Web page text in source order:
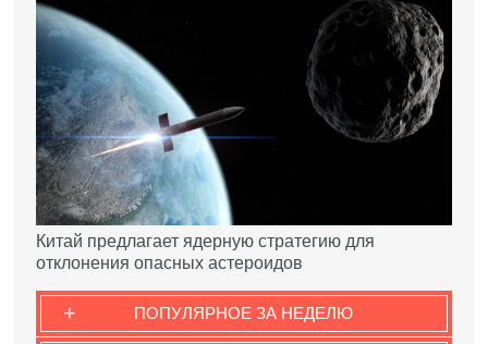
Китай предлагает ядерную стратегию для
отклонения опасных астероидов
ПОПУЛЯРНОЕ ЗА НЕДЕЛЮ
+